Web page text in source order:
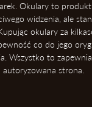
Okulary to
widzenia, ale
okulary za
co do jego
Wszystko to
autoryzowana strona.